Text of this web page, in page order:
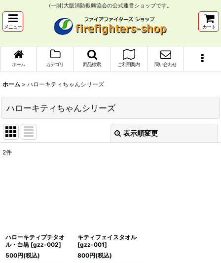
(一財)大阪消防振興協会の公式運営ショップです。
メニュー カート
ホーム カテゴリ 商品検索 ご利用案内 問い合わせ
ホーム > ハローキティちゃんシリーズ
ハローキティちゃんシリーズ
表示順変更
2件
ハローキティプチタオ
ル・白黒 [gzz-002]
500円(税込)
キティフェイスタオル
[gzz-001]
800円(税込)